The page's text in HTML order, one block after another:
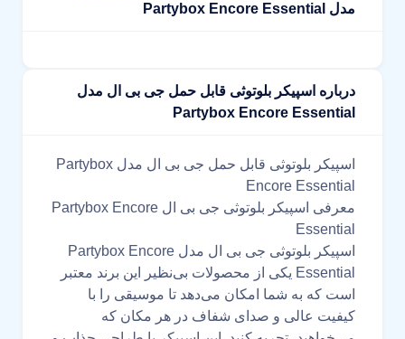
مدل Partybox Encore Essential
درباره اسپیکر بلوتوثی قابل حمل جی بی ال مدل
Partybox Encore Essential
اسپیکر بلوتوثی قابل حمل جی بی ال مدل Partybox
Encore Essential
معرفی اسپیکر بلوتوثی جی بی ال Partybox Encore
Essential
اسپیکر بلوتوثی جی بی ال مدل Partybox Encore
Essential یکی از محصولات بی‌نظیر این برند معتبر
است که به شما امکان می‌دهد تا موسیقی را با
کیفیت عالی و صدای شفاف در هر مکان که